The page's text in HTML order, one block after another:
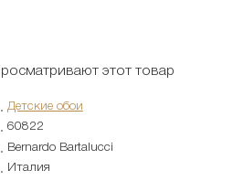
этот товар
Детские обои
60822
Bernardo Bartalucci
Италия